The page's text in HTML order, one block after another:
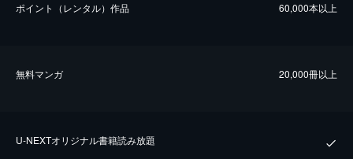
ポイント（レンタル）作品 60,000本以上
無料マンガ 20,000冊以上
U-NEXTオリジナル書籍読み放題